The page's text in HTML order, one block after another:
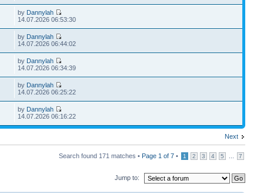
by Dannylah
14.07.2026 06:53:30
by Dannylah
14.07.2026 06:44:02
by Dannylah
14.07.2026 06:34:39
by Dannylah
14.07.2026 06:25:22
by Dannylah
14.07.2026 06:16:22
Next
Search found 171 matches • Page 1 of 7 • 1 2 3 4 5 7
Jump to: